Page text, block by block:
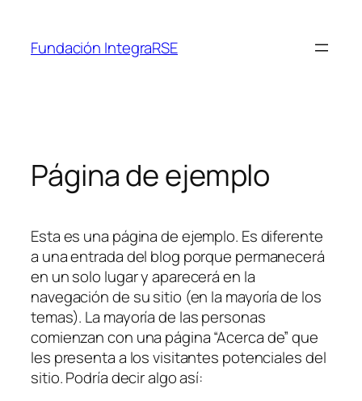
contenido
Fundación IntegraRSE
Página de ejemplo
Esta es una página de ejemplo. Es diferente
a una entrada del blog porque permanecerá
en un solo lugar y aparecerá en la
navegación de su sitio (en la mayoría de los
temas). La mayoría de las personas
comienzan con una página “Acerca de” que
les presenta a los visitantes potenciales del
sitio. Podría decir algo así: